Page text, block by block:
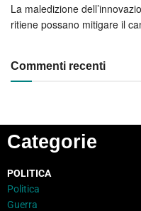
La maledizione
ritiene possano mitigare il
Commenti recenti
Categorie
POLITICA
Politica
Guerra